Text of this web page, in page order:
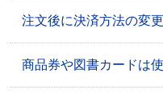
注文後に決済方法の変
商品券や図書カードは